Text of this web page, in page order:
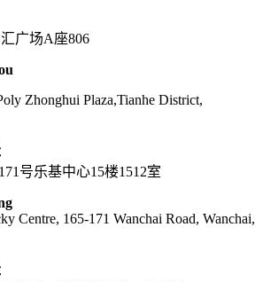
广场A座806
Zhonghui Plaza,Tianhe District,
号乐基中心15楼1512室
Centre, 165-171 Wanchai Road, Wanchai,